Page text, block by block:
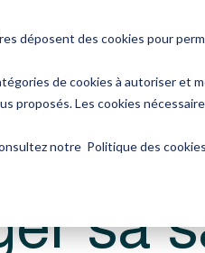
déposent des cookies pour
de cookies à autoriser et
proposés. Les cookies
notre Politique des cookies
Avocat Expert-Comptable
Protéger sa santé
Non Salarié Me protéger
sa